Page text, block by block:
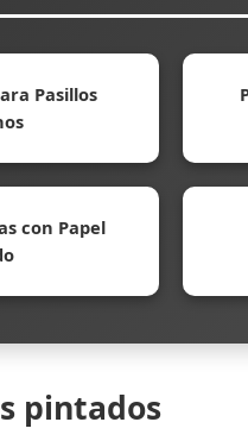
Pasillos
con Papel
pintados